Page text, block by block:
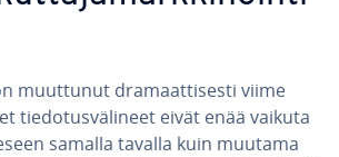
muuttunut dra­maat­ti­ses­ti viime
tie­do­tus­vä­li­neet eivät enää vaikuta
samalla tavalla kuin muutama